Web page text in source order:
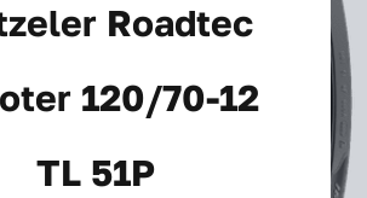
Roadtec
120/70-12
TL 51P